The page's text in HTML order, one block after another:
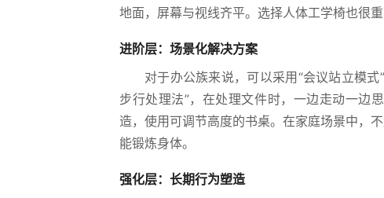
地面，屏幕与视线齐平。选择人体工学椅也很
进阶层：场景化解决方案
对于办公族来说，可以采用“会议站立模
步行处理法”，在处理文件时，一边走动一边
造，使用可调节高度的书桌。在家庭场景中，
能锻炼身体。
强化层：长期行为塑造